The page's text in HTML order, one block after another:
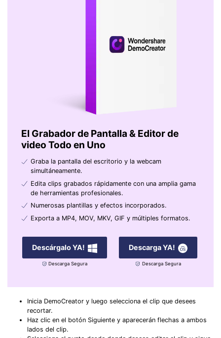
El Grabador de Pantalla & Editor de
video Todo en Uno
Graba la pantalla del escritorio y la webcam
simultáneamente.
Edita clips grabados rápidamente con una amplia gama
de herramientas profesionales.
Numerosas plantillas y efectos incorporados.
Exporta a MP4, MOV, MKV, GIF y múltiples formatos.
Descárgalo YA!
Descarga Segura
Descarga YA!
Descarga Segura
Inicia DemoCreator y luego selecciona el clip que desees
recortar.
Haz clic en el botón Siguiente y aparecerán flechas a ambos
lados del clip.